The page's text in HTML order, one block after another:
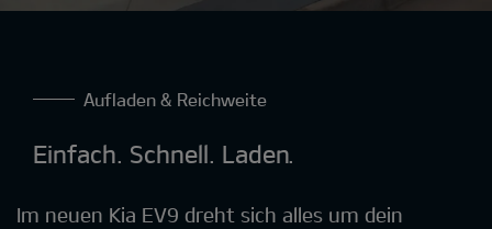
Aufladen & Reichweite
Einfach. Schnell. Laden.
Im neuen Kia EV9 dreht sich alles um dein